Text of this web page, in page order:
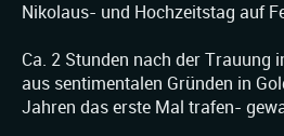
Nikolaus- und Hochzeitstag auf
Ca. 2 Stunden nach der Trauung
aus sentimentalen Gründen in
Jahren das erste Mal trafen-